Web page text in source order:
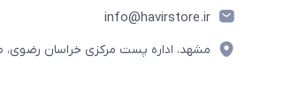
info@havirstore.ir
مشهد، اداره پست مرکزی خراسان